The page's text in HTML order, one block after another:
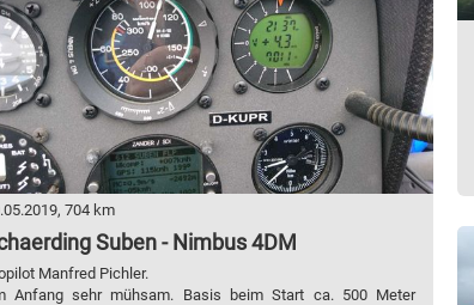
704 km
Suben - Nimbus 4DM
Manfred Pichler.
Anfang sehr mühsam. Basis beim Start ca. 500 Meter